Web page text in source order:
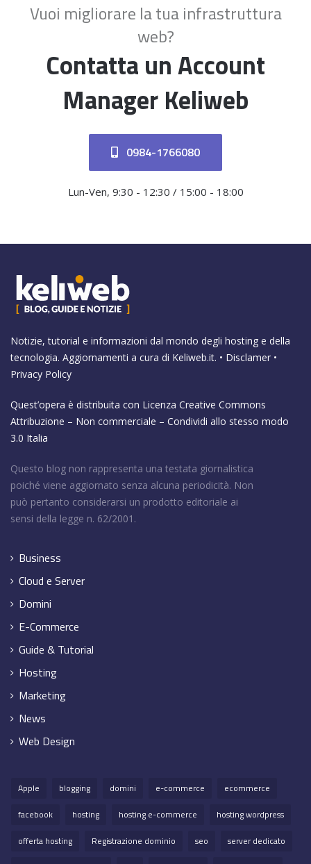
Vuoi migliorare la tua infrastruttura
web?
Contatta un Account
Manager Keliweb
0984-1766080
Lun-Ven, 9:30 - 12:30 / 15:00 - 18:00
Notizie, tutorial e informazioni dal mondo degli hosting e della
tecnologia. Aggiornamenti a cura di Keliweb.it. • Disclamer •
Privacy Policy
Quest’opera è distribuita con Licenza Creative Commons
Attribuzione – Non commerciale – Condividi allo stesso modo
3.0 Italia
Questo blog non rappresenta una testata giornalistica
poiché viene aggiornato senza alcuna periodicità. Non
può pertanto considerarsi un prodotto editoriale ai
sensi della legge n. 62/2001.
Business
Cloud e Server
Domini
E-Commerce
Guide & Tutorial
Hosting
Marketing
News
Web Design
Apple blogging domini e-commerce
ecommerce
facebook
hosting hosting e-commerce
hosting wordpress
offerta hosting
Registrazione dominio seo
server dedicato